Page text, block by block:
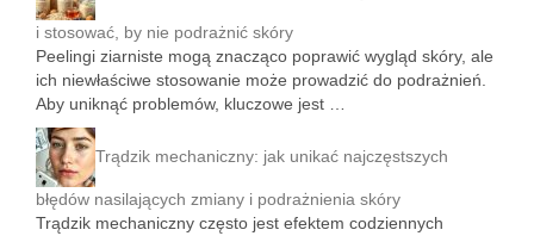
i stosować, by nie podrażnić skóry
Peelingi ziarniste mogą znacząco poprawić wygląd skóry, ale
ich niewłaściwe stosowanie może prowadzić do podrażnień.
Aby uniknąć problemów, kluczowe jest …
Trądzik mechaniczny: jak unikać najczęstszych
błędów nasilających zmiany i podrażnienia skóry
Trądzik mechaniczny często jest efektem codziennych